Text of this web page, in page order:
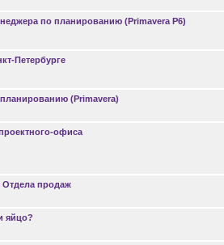
по планированию (Primavera P6)
Петербурге
(Primavera)
офиса
Отдела продаж
яйцо?